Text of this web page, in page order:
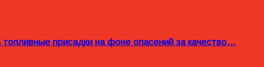
топливные присадки на фоне опасений за качество…